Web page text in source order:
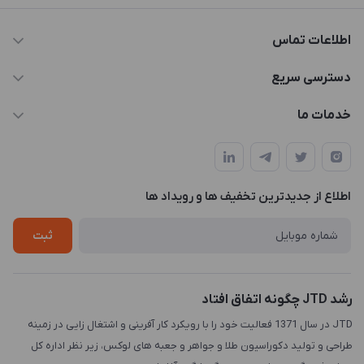
اطلاعات تماس
021-88846810-1
طبقه3
دسترسی سریع
حساب کاربری
لیست محصولات
درباره ما
خدمات ما
چاپ و حکاکی
طراحی سه بعدی
اطلاع از جدیدترین تخفیف ها و رویداد ها
ثبت
رشد JTD چگونه اتفاق افتاد
JTD در سال 1371 فعالیت خود را با رویکرد کار آفرینی و اشتغال زایی در زمینه
طراحی و تولید دکوراسیون طلا و جواهر و جعبه های لوکس، زیر نظر اداره کل